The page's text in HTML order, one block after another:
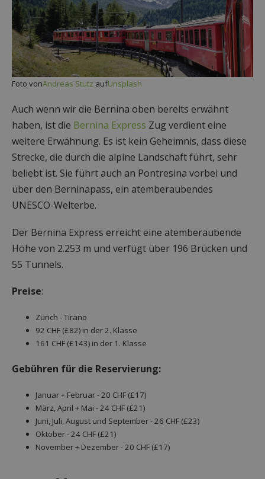
Foto vonAndreas Stutz aufUnsplash
Auch wenn wir die Bernina oben bereits erwähnt
haben, ist die Bernina Express Zug verdient eine
weitere Erwähnung. Es ist kein Geheimnis, dass diese
Strecke, die durch die alpine Landschaft führt, sehr
beliebt ist. Sie führt auch an Pontresina vorbei und
über den Berninapass, ein atemberaubendes
UNESCO-Welterbe.
Der Bernina Express erreicht eine atemberaubende
Höhe von 2.253 m und verfügt über 196 Brücken und
55 Tunnels.
Preise:
Zürich - Tirano
92 CHF (£82) in der 2. Klasse
161 CHF (£143) in der 1. Klasse
Gebühren für die Reservierung:
Januar + Februar - 20 CHF (£17)
März, April + Mai - 24 CHF (£21)
Juni, Juli, August und September - 26 CHF (£23)
Oktober - 24 CHF (£21)
November + Dezember - 20 CHF (£17)